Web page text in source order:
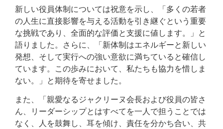
新しい役員体制については祝意を示し、「多くの若者
の人生に直接影響を与える活動を引き継ぐという重要
な挑戦であり、全面的な評価と支援に値します。」と
語りました。さらに、「新体制はエネルギーと新しい
発想、そして実行への強い意欲に満ちていると確信し
ています。この歩みにおいて、私たちも協力を惜しま
ない。」と期待を寄せました。
また、「親愛なるジャクリーヌ会長および役員の皆さ
ん、リーダーシップとはすべてを一人で担うことでは
なく、人を鼓舞し、耳を傾け、責任を分かち合い、共